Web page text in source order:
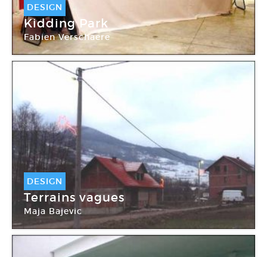
DESIGN
Kidding Park
Fabien Verschaere
DESIGN
Terrains vagues
Maja Bajevic